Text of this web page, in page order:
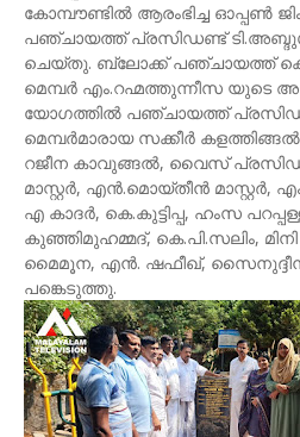
കോമ്പൗണ്ടിൽ ആരംഭിച്ച ഓപ്പൺ
പഞ്ചായത്ത് പ്രസിഡണ്ട്
ചെയ്തു. ബ്ലോക്ക് പഞ്ചായത്ത്
മെമ്പർ എം.റഹ്മത്തുന്നീസ യുടെ
യോഗത്തിൽ പഞ്ചായത്ത്
മെമ്പർമാരായ സക്കീർ
റജീന കാവുങ്ങൽ, വൈസ്
മാസ്റ്റർ, എൻ.മൊയ്തീൻ മാസ്റ്റർ,
എ കാദർ, കെ.കുട്ടിപ്പ, ഹംസ
കുഞ്ഞിമുഹമ്മദ്, കെ.പി.സലിം, മിനി
മൈമൂന, എൻ. ഷഫീഖ്,
പങ്കെടുത്തു.